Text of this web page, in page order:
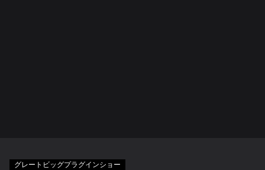
グレートビッグプラグインショー